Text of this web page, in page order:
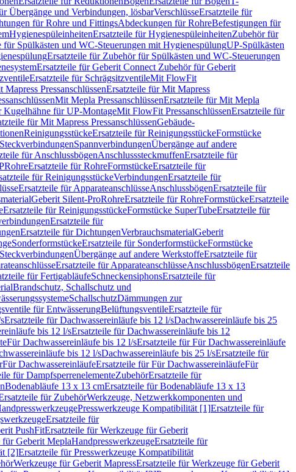
Übergänge und Verbindungen, lösbarVerschlüsseErsatzteile für
für Rohre und FittingsAbdeckungen für RohreBefestigungen für
HygienespüleinheitenErsatzteile für HygienespüleinheitenZubehör für
für Spülkästen und WC-Steuerungen mit HygienespülungUP-Spülkästen
Ersatzteile für Zubehör für Spülkästen und WC-Steuerungen
Ersatzteile für Geberit Connect Zubehör für Geberit
Ersatzteile für SchrägsitzventileMit FlowFit
Mapress PressanschlüssenErsatzteile für Mit Mapress
Mit Mepla PressanschlüssenErsatzteile für Mit Mepla
Kugelhähne für UP-MontageMit FlowFit PressanschlüssenErsatzteile für
für Mit Mapress PressanschlüssenGebäude-
ReinigungsstückeErsatzteile für ReinigungsstückeFormstücke
SpannverbindungenÜbergänge auf andere
für AnschlussbögenAnschlusssteckmuffenErsatzteile für
RohreErsatzteile für RohreFormstückeErsatzteile für
für ReinigungsstückeVerbindungenErsatzteile für
Ersatzteile für ApparateanschlüsseAnschlussbögenErsatzteile für
Geberit Silent-ProRohreErsatzteile für RohreFormstückeErsatzteile
Ersatzteile für ReinigungsstückeFormstücke SuperTubeErsatzteile für
Ersatzteile für
Ersatzteile für DichtungenVerbrauchsmaterialGeberit
SonderformstückeErsatzteile für SonderformstückeFormstücke
Übergänge auf andere WerkstoffeErsatzteile für
Ersatzteile für ApparateanschlüsseAnschlussbögenErsatzteile
für FertigabläufeSchneckensiphonsErsatzteile für
Brandschutz, Schallschutz und
SchallschutzDämmungen zur
für EntwässerungBelüftungsventileErsatzteile für
Ersatzteile für Dachwassereinläufe bis 12 l/sDachwassereinläufe bis 25
bis 12 l/sErsatzteile für Dachwassereinläufe bis 12
Für Dachwassereinläufe bis 12 l/sErsatzteile für Für Dachwassereinläufe
bis 12 l/sDachwassereinläufe bis 25 l/sErsatzteile für
Für DachwassereinläufeErsatzteile für Für DachwassereinläufeFür
für DampfsperrenelementeZubehörErsatzteile für
Bodenabläufe 13 x 13 cmErsatzteile für Bodenabläufe 13 x 13
für ZubehörWerkzeuge, Netzwerkkomponenten und
Presswerkzeuge Kompatibilität [1]Ersatzteile für
Ersatzteile für
PushFitErsatzteile für Werkzeuge für Geberit
für Geberit MeplaHandpresswerkzeugeErsatzteile für
[2]Ersatzteile für Presswerkzeuge Kompatibilität
Werkzeuge für Geberit MapressErsatzteile für Werkzeuge für Geberit